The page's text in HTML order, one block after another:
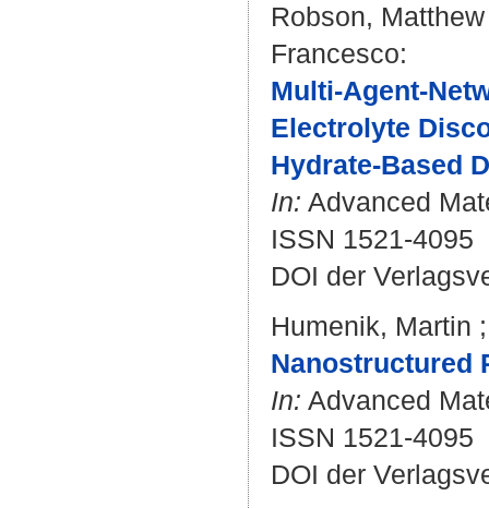
Robson,
Francesco:
Multi-Agent-
Electrolyte
Hydrate-Based
In: Advanced
ISSN 1521-4095
DOI der
Humenik, Martin
Nanostructured
In: Advanced
ISSN 1521-4095
DOI der